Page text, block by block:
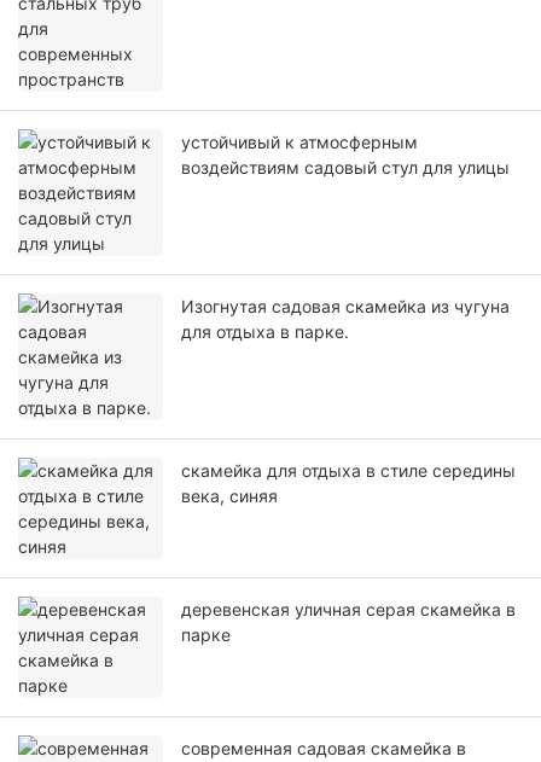
устойчивый к атмосферным
воздействиям садовый стул для улицы
Изогнутая садовая скамейка из чугуна
для отдыха в парке.
скамейка для отдыха в стиле середины
века, синяя
деревенская уличная серая скамейка в
парке
современная садовая скамейка в